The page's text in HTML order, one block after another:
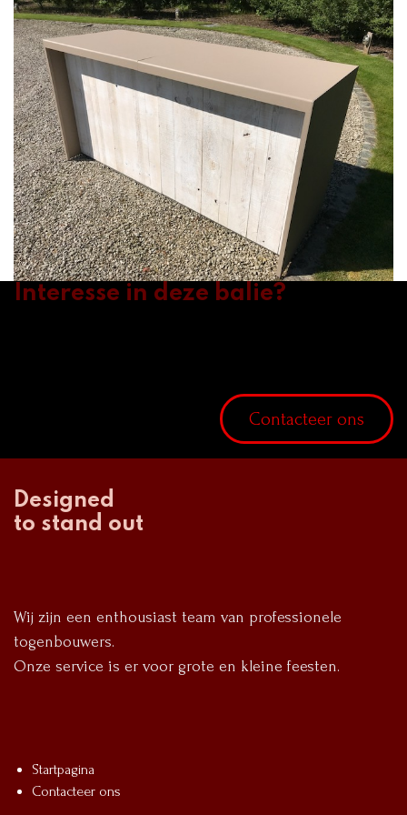
Interesse in deze balie?
Contacteer ons
Designed
to stand out
Wij zijn een enthousiast team van professionele
togenbouwers.
Onze service is er voor grote en kleine feesten.
Startpagina
Contacteer ons